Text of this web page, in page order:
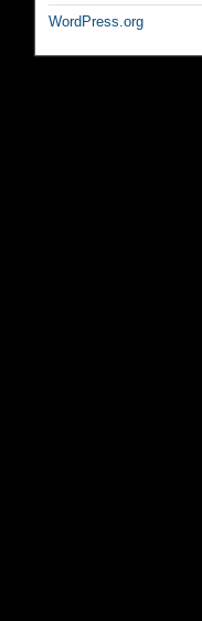
WordPress.org